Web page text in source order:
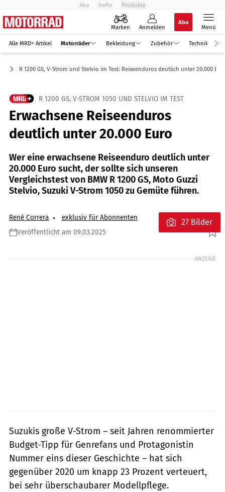
Abo Hefte Produkte
Marken Anmelden
Abo
Menü
Alle MRD+ Artikel Motorräder Bekleidung Zubehör Technik
R 1200 GS, V-Strom und Stelvio im Test: Reiseenduros deutlich unter 20.000
R 1200 GS, V-STROM 1050 UND STELVIO IM TEST
Erwachsene Reiseenduros
deutlich unter 20.000 Euro
Wer eine erwachsene Reiseenduro deutlich unter
20.000 Euro sucht, der sollte sich unseren
Vergleichstest von BMW R 1200 GS, Moto Guzzi
Stelvio, Suzuki V-Strom 1050 zu Gemüte führen.
René Correra
exklusiv für Abonnenten
Veröffentlicht am 09.03.2025
Foto: Tyson Jopson
27 Bilder
ANZEIGE
Suzukis große V-Strom – seit Jahren renommierter
Budget-Tipp für Genrefans und Protagonistin
Nummer eins dieser Geschichte – hat sich
gegenüber 2020 um knapp 23 Prozent verteuert,
bei sehr überschaubarer Modellpflege.